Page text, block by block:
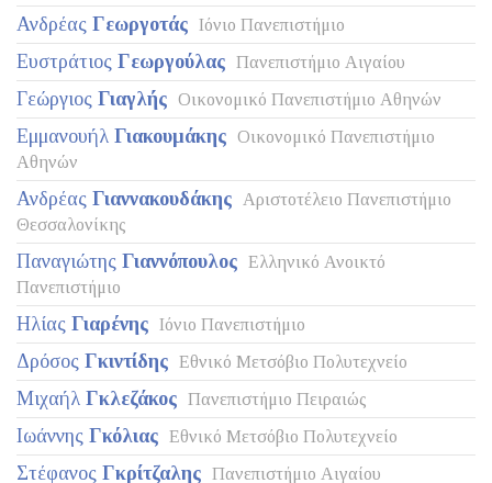
Ανδρέας Γεωργοτάς Ιόνιο Πανεπιστήμιο
Ευστράτιος Γεωργούλας Πανεπιστήμιο Αιγαίου
Γεώργιος Γιαγλής Οικονομικό Πανεπιστήμιο Αθηνών
Εμμανουήλ Γιακουμάκης Οικονομικό Πανεπιστήμιο
Αθηνών
Ανδρέας Γιαννακουδάκης Αριστοτέλειο Πανεπιστήμιο
Θεσσαλονίκης
Παναγιώτης Γιαννόπουλος Ελληνικό Ανοικτό
Πανεπιστήμιο
Ηλίας Γιαρένης Ιόνιο Πανεπιστήμιο
Δρόσος Γκιντίδης Εθνικό Μετσόβιο Πολυτεχνείο
Μιχαήλ Γκλεζάκος Πανεπιστήμιο Πειραιώς
Ιωάννης Γκόλιας Εθνικό Μετσόβιο Πολυτεχνείο
Στέφανος Γκρίτζαλης Πανεπιστήμιο Αιγαίου